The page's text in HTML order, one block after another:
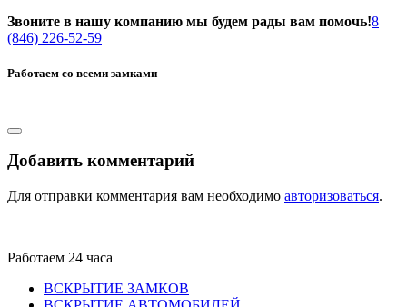
Звоните в нашу компанию мы будем рады вам помочь!8
(846) 226-52-59
Работаем со всеми замками
Добавить комментарий
Для отправки комментария вам необходимо авторизоваться.
Работаем 24 часа
ВСКРЫТИЕ ЗАМКОВ